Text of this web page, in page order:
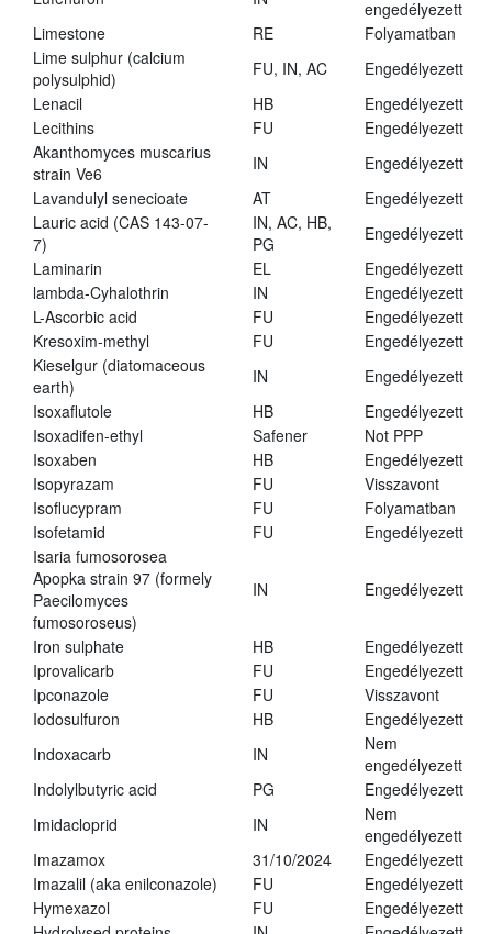
engedélyezett
Limestone
RE
Folyamatban
Lime sulphur (calcium
polysulphid)
FU, IN, AC
Engedélyezett
Lenacil
HB
Engedélyezett
Lecithins
FU
Engedélyezett
Akanthomyces muscarius
strain Ve6
IN
Engedélyezett
Lavandulyl senecioate
AT
Engedélyezett
Lauric acid (CAS 143-07-
7)
IN, AC, HB,
PG
Engedélyezett
Laminarin
EL
Engedélyezett
lambda-Cyhalothrin
IN
Engedélyezett
L-Ascorbic acid
FU
Engedélyezett
Kresoxim-methyl
FU
Engedélyezett
Kieselgur (diatomaceous
earth)
IN
Engedélyezett
Isoxaflutole
HB
Engedélyezett
Isoxadifen-ethyl
Safener
Not PPP
Isoxaben
HB
Engedélyezett
Isopyrazam
FU
Visszavont
Isoflucypram
FU
Folyamatban
Isofetamid
FU
Engedélyezett
Isaria fumosorosea
Apopka strain 97 (formely
Paecilomyces
fumosoroseus)
IN Engedélyezett
Iron sulphate HB
Engedélyezett
Iprovalicarb
FU
Engedélyezett
Ipconazole
FU
Visszavont
Iodosulfuron
HB
Engedélyezett
Indoxacarb
IN
Nem
engedélyezett
Indolylbutyric acid
PG
Engedélyezett
Imidacloprid
IN
Nem
engedélyezett
Imazamox
31/10/2024
Engedélyezett
Imazalil (aka enilconazole)
FU
Engedélyezett
Hymexazol
FU
Engedélyezett